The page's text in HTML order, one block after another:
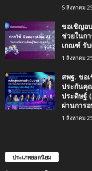
5 สิงหาคม
ขอเชิญอ
ช่วยในก
เกณฑ์ รับ
1 สิงหาคม
สพฐ. ขอ
ประกันคุ
ประดิษฐ์
ผ่านการ
1 สิงหาคม
ประเภทยอดนิยม